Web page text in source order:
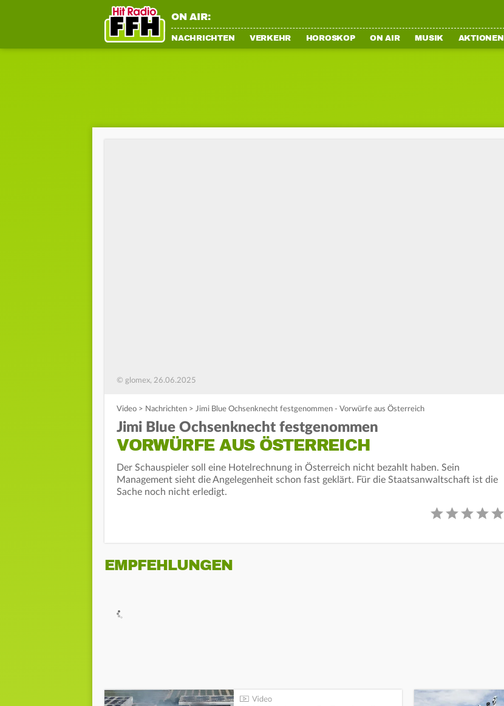
ON AIR:
NACHRICHTEN VERKEHR HOROSKOP ON AIR MUSIK AKTIONEN
© glomex, 26.06.2025
Video > Nachrichten > Jimi Blue Ochsenknecht festgenommen - Vorwürfe aus Österreich
Jimi Blue Ochsenknecht festgenommen
VORWÜRFE AUS ÖSTERREICH
Der Schauspieler soll eine Hotelrechnung in Österreich nicht bezahlt haben. Sein
Management sieht die Angelegenheit schon fast geklärt. Für die Staatsanwaltschaft ist die
Sache noch nicht erledigt.
EMPFEHLUNGEN